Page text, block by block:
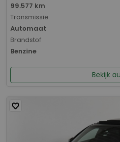
99.577 km
Transmissie
Automaat
Brandstof
Benzine
Bekijk